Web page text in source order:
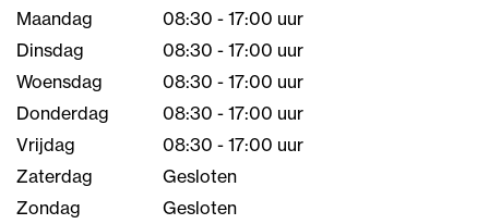
Maandag
08:30 - 17:00 uur
Dinsdag
08:30 - 17:00 uur
Woensdag
08:30 - 17:00 uur
Donderdag
08:30 - 17:00 uur
Vrijdag
08:30 - 17:00 uur
Zaterdag
Gesloten
Zondag
Gesloten